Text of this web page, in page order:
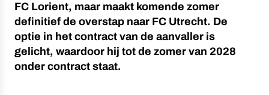
FC Lorient, maar maakt komende zomer
definitief de overstap naar FC Utrecht. De
optie in het contract van de aanvaller is
gelicht, waardoor hij tot de zomer van 2028
onder contract staat.